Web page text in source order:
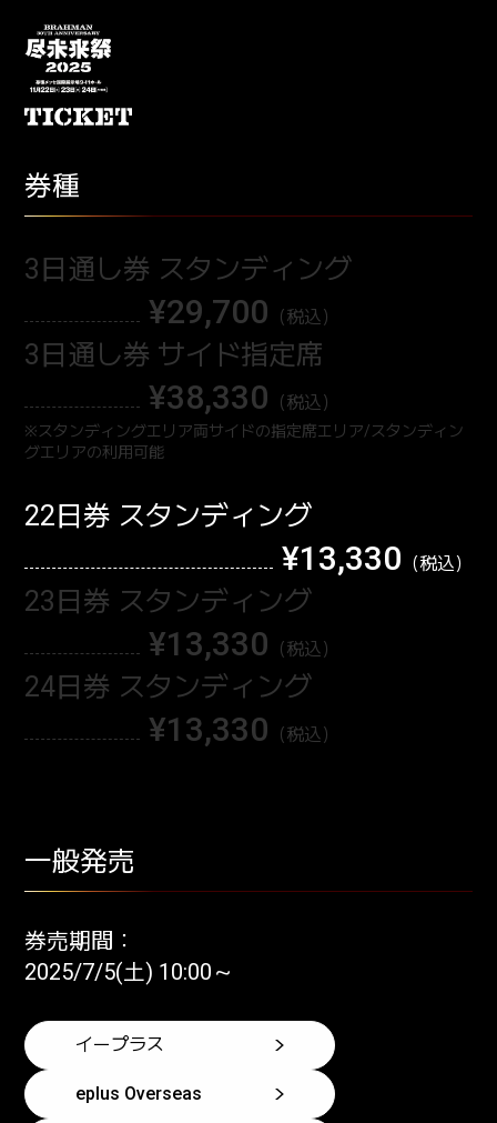
券種
3日通し券 スタンディング
¥29,700
3日通し券 サイド指定席
¥38,330
※スタンディングエリア両サイドの指定席エリア/スタンディン
グエリアの利用可能
22日券 スタンディング
¥13,330
23日券 スタンディング
¥13,330
24日券 スタンディング
¥13,330
一般発売
券売期間：
2025/7/5(土) 10:00～
イープラス
eplus Overseas